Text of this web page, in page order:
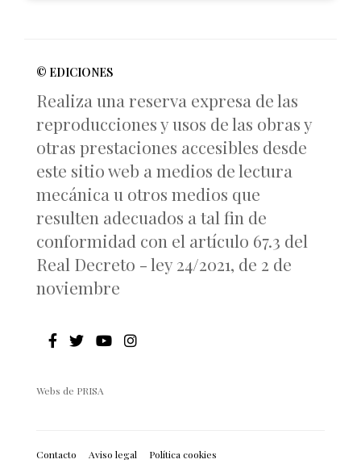
© EDICIONES
Realiza una reserva expresa de las
reproducciones y usos de las obras y
otras prestaciones accesibles desde
este sitio web a medios de lectura
mecánica u otros medios que
resulten adecuados a tal fin de
conformidad con el artículo 67.3 del
Real Decreto - ley 24/2021, de 2 de
noviembre
Webs de PRISA
Contacto Aviso legal
Política cookies